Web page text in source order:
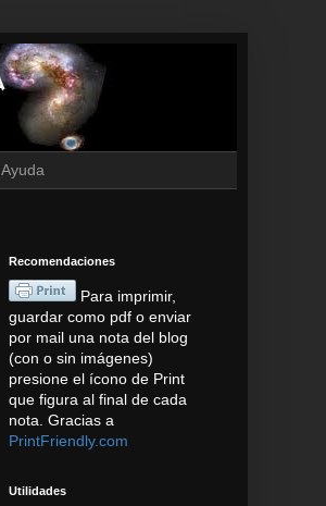
Ayuda
Recomendaciones
Para imprimir,
guardar como pdf o enviar
por mail una nota del blog
(con o sin imágenes)
presione el ícono de Print
que figura al final de cada
nota. Gracias a
PrintFriendly.com
Utilidades